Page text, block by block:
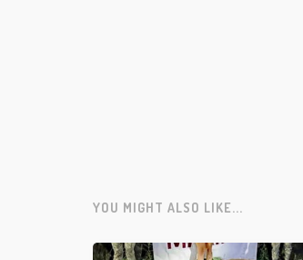
YOU MIGHT ALSO LIKE...